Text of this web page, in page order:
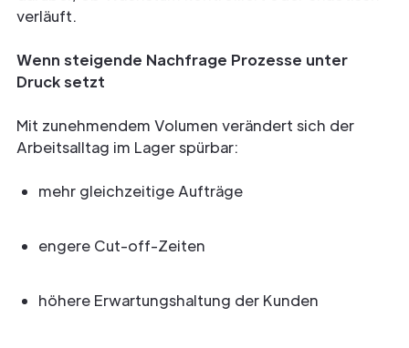
verläuft.
Wenn steigende Nachfrage Prozesse unter
Druck setzt
Mit zunehmendem Volumen verändert sich der
Arbeitsalltag im Lager spürbar:
mehr gleichzeitige Aufträge
engere Cut-off-Zeiten
höhere Erwartungshaltung der Kunden